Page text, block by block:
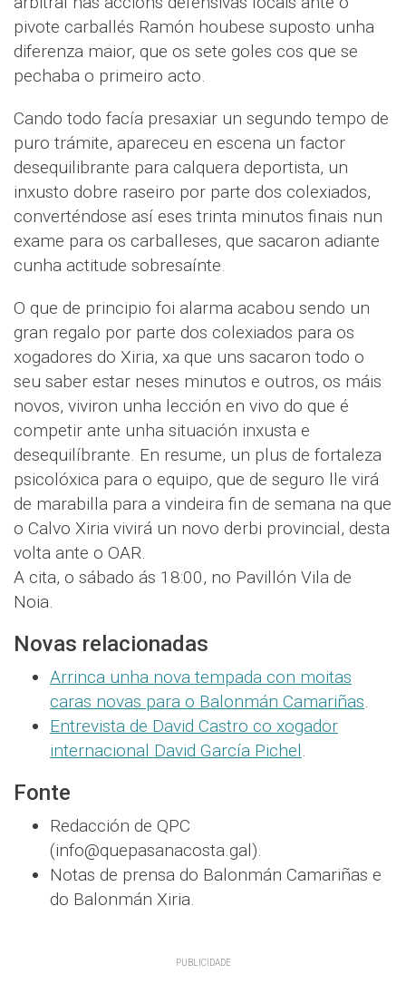
pivote carballés Ramón houbese suposto unha
diferenza maior, que os sete goles cos que se
pechaba o primeiro acto.
Cando todo facía presaxiar un segundo tempo de
puro trámite, apareceu en escena un factor
desequilibrante para calquera deportista, un
inxusto dobre raseiro por parte dos colexiados,
converténdose así eses trinta minutos finais nun
exame para os carballeses, que sacaron adiante
cunha actitude sobresaínte.
O que de principio foi alarma acabou sendo un
gran regalo por parte dos colexiados para os
xogadores do Xiria, xa que uns sacaron todo o
seu saber estar neses minutos e outros, os máis
novos, viviron unha lección en vivo do que é
competir ante unha situación inxusta e
desequilíbrante. En resume, un plus de fortaleza
psicolóxica para o equipo, que de seguro lle virá
de marabilla para a vindeira fin de semana na que
o Calvo Xiria vivirá un novo derbi provincial, desta
volta ante o OAR.
A cita, o sábado ás 18:00, no Pavillón Vila de
Noia.
Novas relacionadas
Arrinca unha nova tempada con moitas
caras novas para o Balonmán Camariñas.
Entrevista de David Castro co xogador
internacional David García Pichel.
Fonte
Redacción de QPC
(info@quepasanacosta.gal).
Notas de prensa do Balonmán Camariñas e
do Balonmán Xiria.